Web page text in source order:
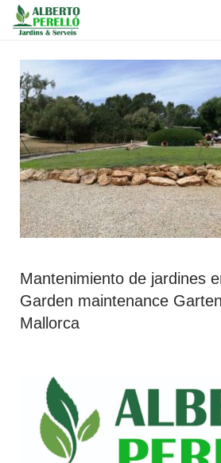
INICIO
SERVICIOS
CONTACTO
TRABAJOS
BLOG
LEGAL
Mantenimiento de jardines
Garden maintenance
Mallorca